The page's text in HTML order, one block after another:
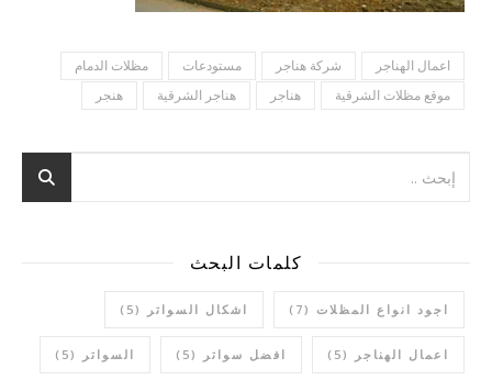
اعمال الهناجر شركة هناجر مستودعات
مظلات الدمام
موقع مظلات الشرقية
هناجر هناجر الشرقية هنجر
كلمات البحث
اجود انواع المظلات (7) اشكال السواتر (5)
اعمال الهناجر (5) افضل سواتر (5) السواتر (5)